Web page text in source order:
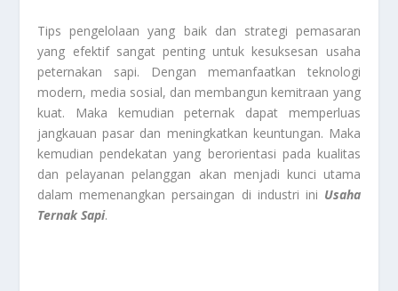
Tips pengelolaan yang baik dan strategi pemasaran
yang efektif sangat penting untuk kesuksesan usaha
peternakan sapi. Dengan memanfaatkan teknologi
modern, media sosial, dan membangun kemitraan yang
kuat. Maka kemudian peternak dapat memperluas
jangkauan pasar dan meningkatkan keuntungan. Maka
kemudian pendekatan yang berorientasi pada kualitas
dan pelayanan pelanggan akan menjadi kunci utama
dalam memenangkan persaingan di industri ini Usaha
Ternak Sapi.